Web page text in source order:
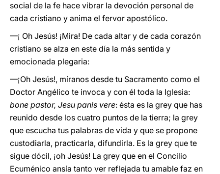
social de la fe hace vibrar la devoción personal de
cada cristiano y anima el fervor apostólico.
—¡ Oh Jesús! ¡Mira! De cada altar y de cada corazón
cristiano se alza en este día la más sentida y
emocionada plegaria:
—¡Oh Jesús!, míranos desde tu Sacramento como el
Doctor Angélico te invoca y con él toda la Iglesia:
bone pastor, Jesu panis vere: ésta es la grey que has
reunido desde los cuatro puntos de la tierra; la grey
que escucha tus palabras de vida y que se propone
custodiarla, practicarla, difundirla. Es la grey que te
sigue dócil, ¡oh Jesús! La grey que en el Concilio
Ecuménico ansía tanto ver reflejada tu amable faz en